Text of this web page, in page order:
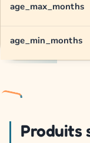
age_max_months
age_min_months
Produits